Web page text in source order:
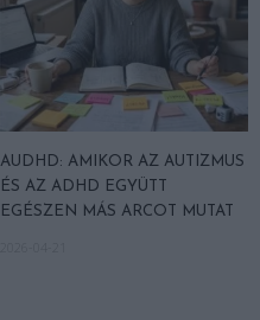
AUDHD: AMIKOR AZ AUTIZMUS
ÉS AZ ADHD EGYÜTT
EGÉSZEN MÁS ARCOT MUTAT